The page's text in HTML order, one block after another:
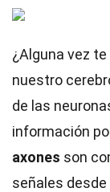
¿Alguna vez
nuestro
de las
información
axones son
señales